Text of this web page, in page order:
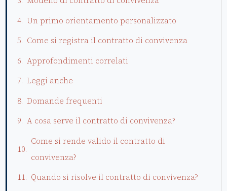
Un primo orientamento personalizzato
Come si registra il contratto di convivenza
Approfondimenti correlati
Leggi anche
Domande frequenti
A cosa serve il contratto di convivenza?
Come si rende valido il contratto di
convivenza?
Quando si risolve il contratto di convivenza?